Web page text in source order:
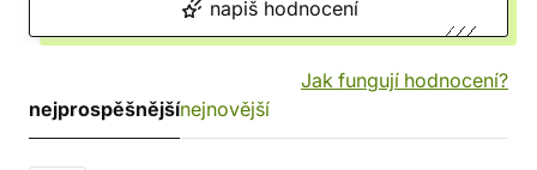
napiš hodnocení
Jak fungují hodnocení?
nejprospěšnějšínejnovější